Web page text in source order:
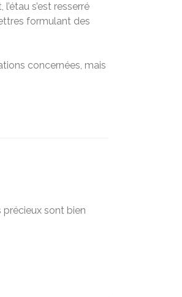
s’est resserré
formulant des
concernées, mais
précieux sont bien